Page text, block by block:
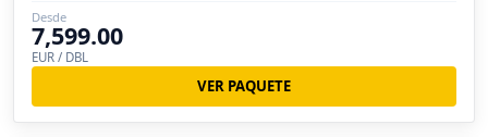
Desde
7,599.00
EUR / DBL
VER PAQUETE